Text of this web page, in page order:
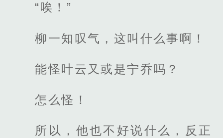
“唉！”
柳一知叹气，这叫什么事啊！
能怪叶云又或是宁乔吗？
怎么怪！
所以，他也不好说什么，反正